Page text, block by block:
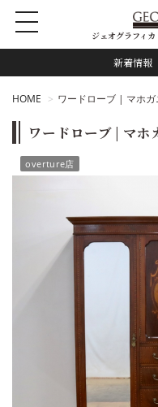
新着情報
ジェオグラフィ
HOME ワードローブ | マホ
ワードローブ | マ
overture店